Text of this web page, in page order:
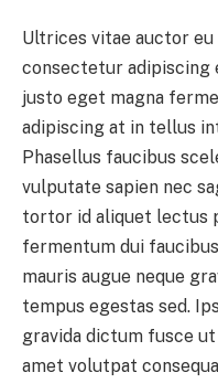
Ultrices vitae auctor
consectetur adipiscing
justo eget magna
adipiscing at in tellus
Phasellus faucibus
vulputate sapien nec
tortor id aliquet lectus
fermentum dui
mauris augue neque
tempus egestas sed.
gravida dictum fusce
amet volutpat